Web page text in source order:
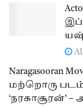
மற்றொரு படம்
‘நரகாசூரன்’